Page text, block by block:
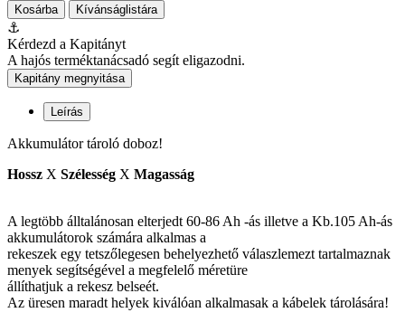
Kosárba Kívánságlistára
⚓
Kérdezd a Kapitányt
A hajós terméktanácsadó segít eligazodni.
Kapitány megnyitása
Leírás
Akkumulátor tároló doboz!
Hossz X Szélesség X Magasság
A legtöbb álltalánosan elterjedt 60-86 Ah -ás illetve a Kb.105 Ah-ás
akkumulátorok számára alkalmas a
rekeszek egy tetszőlegesen behelyezhető válaszlemezt tartalmaznak
menyek segítségével a megfelelő méretüre
állíthatjuk a rekesz belseét.
Az üresen maradt helyek kiválóan alkalmasak a kábelek tárolására!